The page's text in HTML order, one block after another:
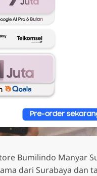
Bumilindo Manyar
dari Surabaya dan